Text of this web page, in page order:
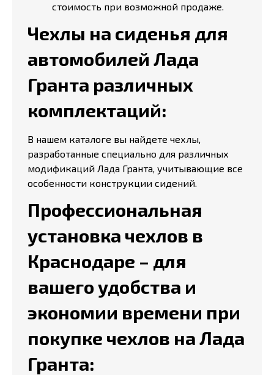
стоимость при возможной продаже.
Чехлы на сиденья для
автомобилей Лада
Гранта различных
комплектаций:
В нашем каталоге вы найдете чехлы,
разработанные специально для различных
модификаций Лада Гранта, учитывающие все
особенности конструкции сидений.
Профессиональная
установка чехлов в
Краснодаре – для
вашего удобства и
экономии времени при
покупке чехлов на Лада
Гранта: